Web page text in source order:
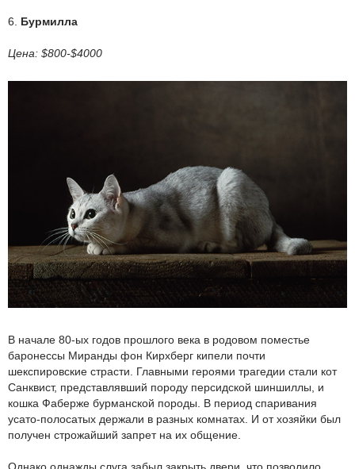
6. Бурмилла
Цена: $800-$4000
В начале 80-ых годов прошлого века в родовом поместье
баронессы Миранды фон Кирхберг кипели почти
шекспировские страсти. Главными героями трагедии стали кот
Санквист, представлявший породу персидской шиншиллы, и
кошка Фаберже бурманской породы. В период спаривания
усато-полосатых держали в разных комнатах. И от хозяйки был
получен строжайший запрет на их общение.
Однако однажды слуга забыл закрыть двери, что позволило